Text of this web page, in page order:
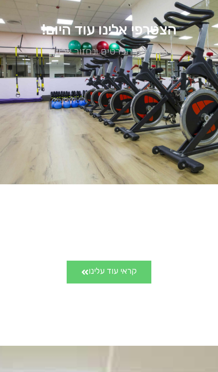
הצטרפי אלינו עוד היום!
מלאי את הפרטים ונחזור אלייך
קראי עוד עלינו